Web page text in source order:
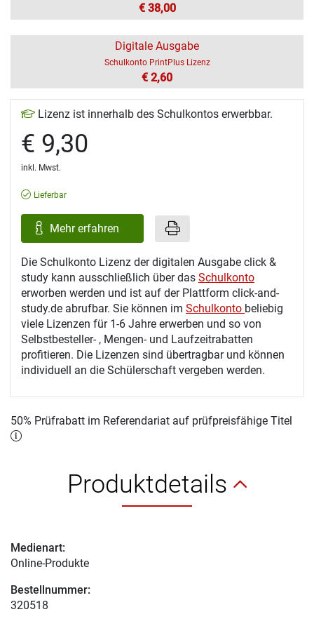
€ 38,00
Digitale Ausgabe
Schulkonto PrintPlus Lizenz
€ 2,60
Lizenz ist innerhalb des Schulkontos erwerbbar.
€ 9,30
inkl. Mwst.
Lieferbar
Mehr erfahren
Die Schulkonto Lizenz der digitalen Ausgabe click &
study kann ausschließlich über das Schulkonto
erworben werden und ist auf der Plattform click-and-
study.de abrufbar. Sie können im Schulkonto beliebig
viele Lizenzen für 1-6 Jahre erwerben und so von
Selbstbesteller- , Mengen- und Laufzeitrabatten
profitieren. Die Lizenzen sind übertragbar und können
individuell an die Schülerschaft vergeben werden.
50% Prüfrabatt im Referendariat auf prüfpreisfähige Titel
Produktdetails
Medienart:
Online-Produkte
Bestellnummer:
320518